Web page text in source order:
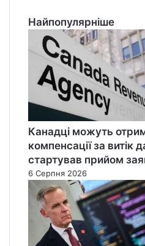
Найпопулярніше
Канадці можуть
компенсації за витік
стартував прийом
6 Серпня 2026